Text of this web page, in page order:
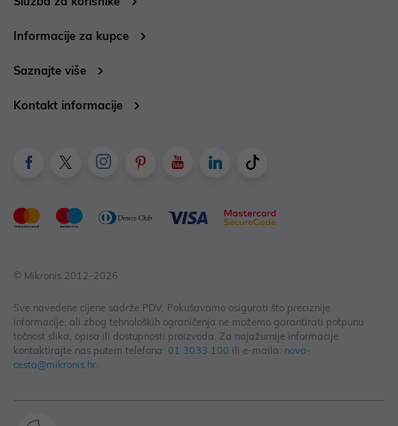
Informacije za kupce
Saznajte više
Kontakt informacije
© Mikronis 2012-2026
Sve navedene cijene sadrže PDV. Pokušavamo osigurati što preciznije
informacije, ali zbog tehnoloških ograničenja ne možemo garantirati potpunu
točnost slika, opisa ili dostupnosti proizvoda. Za najažurnije informacije
kontaktirajte nas putem telefona: 01 3033 100 ili e-maila: nova-
cesta@mikronis.hr